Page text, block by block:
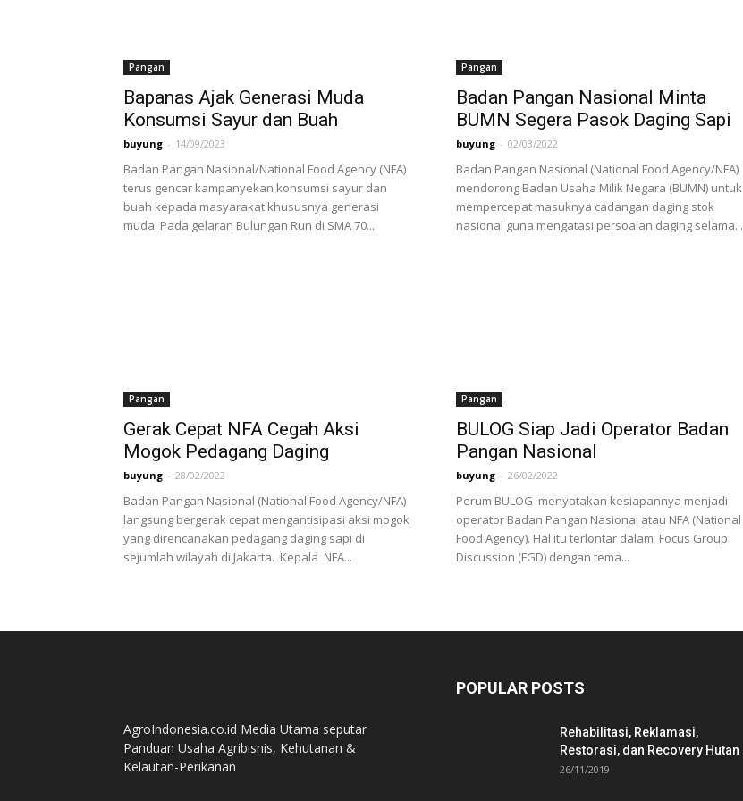
Pangan
Bapanas Ajak Generasi Muda
Konsumsi Sayur dan Buah
buyung - 14/09/2023
Badan Pangan Nasional/National Food Agency (NFA)
terus gencar kampanyekan konsumsi sayur dan
buah kepada masyarakat khususnya generasi
muda. Pada gelaran Bulungan Run di SMA 70...
Pangan
Badan Pangan Nasional Minta
BUMN Segera Pasok Daging Sapi
buyung - 02/03/2022
Badan Pangan Nasional (National Food Agency/NFA)
mendorong Badan Usaha Milik Negara (BUMN) untuk
mempercepat masuknya cadangan daging stok
nasional guna mengatasi persoalan daging selama...
Pangan
Gerak Cepat NFA Cegah Aksi
Mogok Pedagang Daging
buyung - 28/02/2022
Badan Pangan Nasional (National Food Agency/NFA)
langsung bergerak cepat mengantisipasi aksi mogok
yang direncanakan pedagang daging sapi di
sejumlah wilayah di Jakarta. Kepala NFA...
Pangan
BULOG Siap Jadi Operator Badan
Pangan Nasional
buyung - 26/02/2022
Perum BULOG menyatakan kesiapannya menjadi
operator Badan Pangan Nasional atau NFA (National
Food Agency). Hal itu terlontar dalam Focus Group
Discussion (FGD) dengan tema...
AgroIndonesia.co.id Media Utama seputar
Panduan Usaha Agribisnis, Kehutanan &
Kelautan-Perikanan
POPULAR POSTS
Rehabilitasi, Reklamasi,
Restorasi, dan Recovery Hutan
26/11/2019